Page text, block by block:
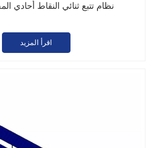
نظام تتبع ثنائي النقاط أحادي
اقرأ المزيد